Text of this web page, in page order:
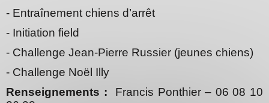
- Entraînement chiens d’arrêt
- Initiation field
- Challenge Jean-Pierre Russier (jeunes chiens)
- Challenge Noël Illy
Renseignements : Francis Ponthier – 06 08 10